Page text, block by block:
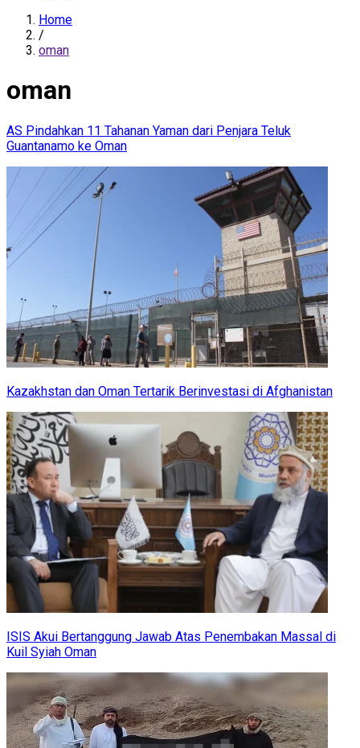
Home
/
oman
oman
AS Pindahkan 11 Tahanan Yaman dari Penjara Teluk
Guantanamo ke Oman
Kazakhstan dan Oman Tertarik Berinvestasi di Afghanistan
ISIS Akui Bertanggung Jawab Atas Penembakan Massal di
Kuil Syiah Oman